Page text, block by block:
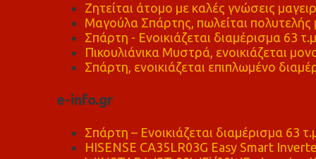
Ζητείται άτομο με καλές γνώσεις
Μαγούλα Σπάρτης, πωλείται πολυτελής
Σπάρτη - Ενοικιάζεται διαμέρισμα 63 τ.μ
Πικουλιάνικα Μυστρά, ενοικιάζεται
Σπάρτη, ενοικιάζεται επιπλωμένο
e-info.gr
Σπάρτη – Ενοικιάζεται διαμέρισμα 63
HISENSE CA35LR03G Easy Smart